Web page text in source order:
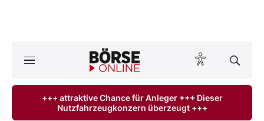
ktuelle Ausgabe BÖRSE ONLINE lesen
+++ attraktive Chance für Anleger +++ Dieser
Nutzfahrzeugkonzern überzeugt +++